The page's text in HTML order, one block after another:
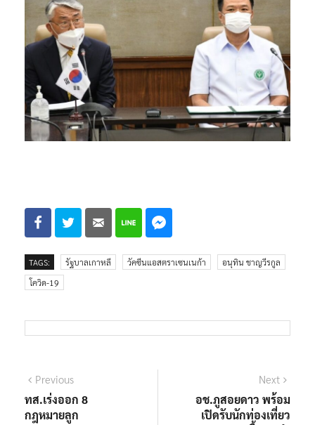
TAGS: รัฐบาลเกาหลี วัคซีนแอสตราเซนเนก้า
อนุทิน ชาญวีรกูล
โควิด-19
แนะแนว
เรื่อง
PreviousPrevious
post:
ทส.เร่งออก 8
กฎหมายลูก
Next
อช.ภูสอยดาว พร้อม
เปิดรับนักท่องเที่ยว